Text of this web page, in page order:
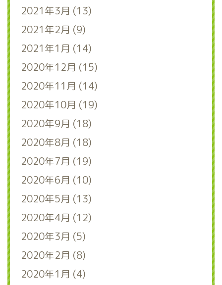
2021年3月 (13)
2021年2月 (9)
2021年1月 (14)
2020年12月 (15)
2020年11月 (14)
2020年10月 (19)
2020年9月 (18)
2020年8月 (18)
2020年7月 (19)
2020年6月 (10)
2020年5月 (13)
2020年4月 (12)
2020年3月 (5)
2020年2月 (8)
2020年1月 (4)